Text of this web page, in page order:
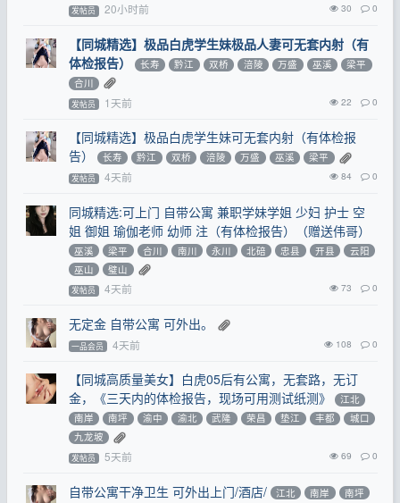
发帖员 20小时前 30 0
【同城精选】极品白虎学生妹极品人妻可无套内射（有
体检报告）
长寿 黔江 双桥 涪陵 万盛 巫溪
梁平
合川
发帖员 1天前 22 0
【同城精选】极品白虎学生妹可无套内射（有体检报
告）
长寿 黔江 双桥 涪陵 万盛 巫溪 梁平
发帖员 4天前 84 0
同城精选:可上门 自带公寓 兼职学妹学姐 少妇 护士 空
姐 御姐 瑜伽老师 幼师 注（有体检报告）（赠送伟哥）
巫溪 梁平 合川 南川 永川 北碚 忠县 开县
云阳
巫山
璧山
发帖员 4天前 73 0
无定金 自带公寓 可外出。
一品会员 4天前 108 0
【同城高质量美女】白虎05后有公寓，无套路，无订
金，《三天内的体检报告，现场可用测试纸测》
江北
南岸
南坪 渝中 渝北 武隆 荣昌 垫江 丰都
城口
九龙坡
发帖员 5天前 69 0
自带公寓干净卫生 可外出上门/酒店/ 江北 南岸
南坪